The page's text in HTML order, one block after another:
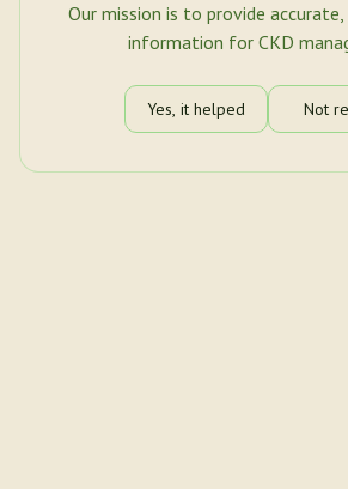
Our mission is to provide accurate,
information for CKD
Yes, it helped Not